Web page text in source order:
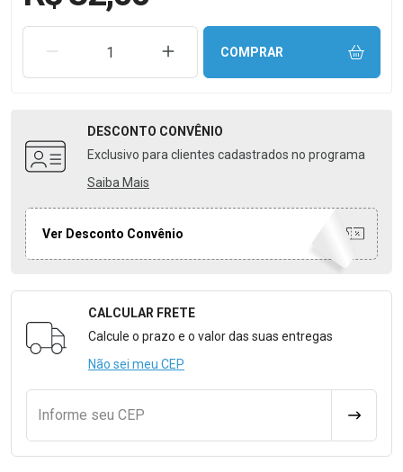
REMOVER UMA UNIDADEAUMENTAR UMA UNIDADE
COMPRAR
DESCONTO CONVÊNIO
Exclusivo para clientes cadastrados no programa
Saiba Mais
Ver Desconto Convênio
Formulário para Calcular o Frete
CALCULAR FRETE
Calcule o prazo e o valor das suas entregas
Não sei meu CEP
Informe seu CEP